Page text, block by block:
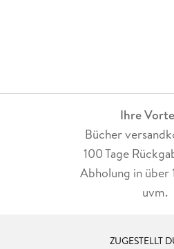
Ihre
Bücher
100 Tage
Abholung in über
uvm.
ZUGESTELLT